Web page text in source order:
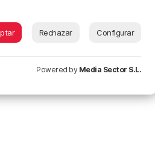
Rechazar Configurar
Powered by Media Sector S.L.